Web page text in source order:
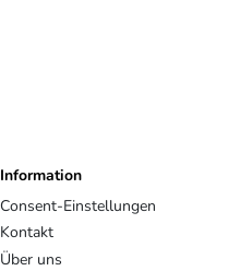
Information
Consent-Einstellungen
Kontakt
Über uns